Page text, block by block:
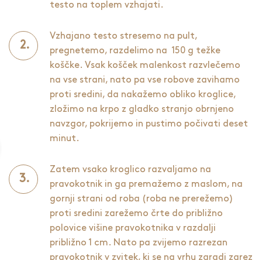
testo na toplem vzhajati.
Vzhajano testo stresemo na pult,
pregnetemo, razdelimo na 150 g težke
koščke. Vsak košček malenkost razvlečemo
na vse strani, nato pa vse robove zavihamo
proti sredini, da nakažemo obliko kroglice,
zložimo na krpo z gladko stranjo obrnjeno
navzgor, pokrijemo in pustimo počivati deset
minut.
Zatem vsako kroglico razvaljamo na
pravokotnik in ga premažemo z maslom, na
gornji strani od roba (roba ne prerežemo)
proti sredini zarežemo črte do približno
polovice višine pravokotnika v razdalji
približno 1 cm. Nato pa zvijemo razrezan
pravokotnik v zvitek, ki se na vrhu zaradi zarez